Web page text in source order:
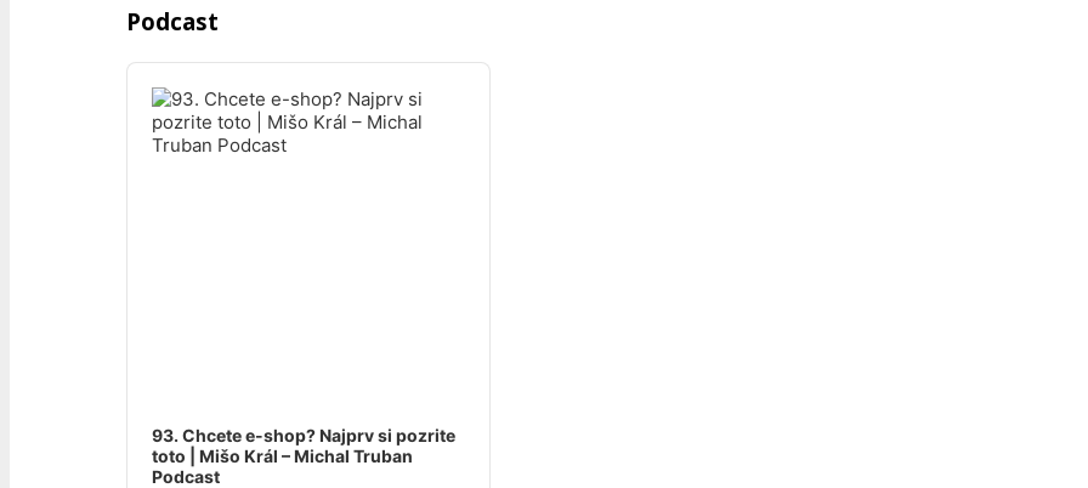
Podcast
Audio
Player
93. Chcete e-shop? Najprv si pozrite
toto | Mišo Král – Michal Truban
Podcast